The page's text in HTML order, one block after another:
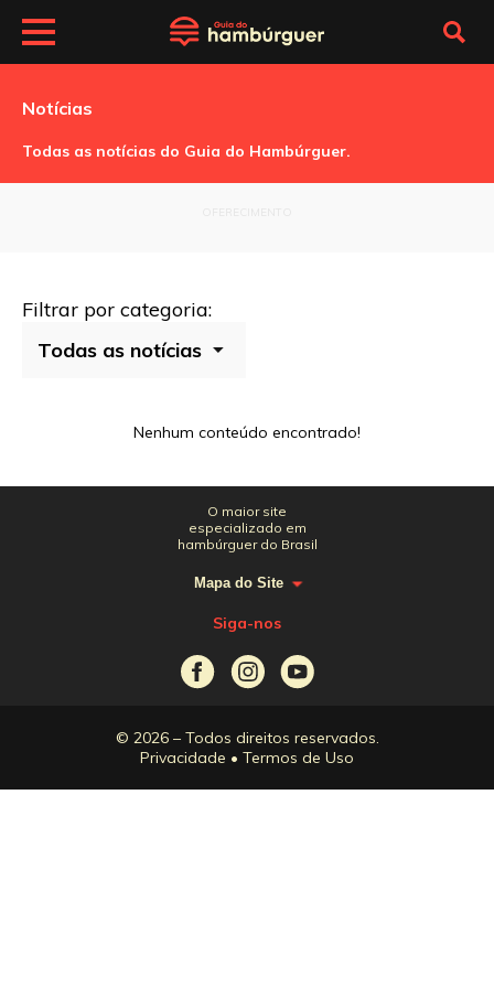
Notícias
Todas as notícias do Guia do Hambúrguer.
Filtrar por categoria:
Nenhum conteúdo encontrado!
O maior site
especializado em
hambúrguer do Brasil
Mapa do Site
Siga-nos
© 2026 – Todos direitos reservados.
Privacidade • Termos de Uso